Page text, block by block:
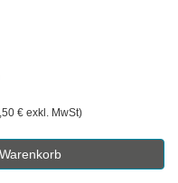
€ exkl. MwSt)